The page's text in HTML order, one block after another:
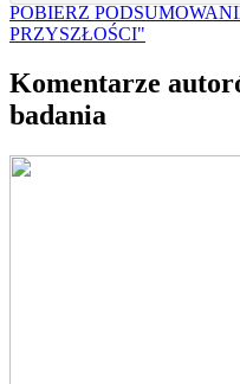
POBIERZ
PRZYSZŁOŚCI"
Komentarze
badania